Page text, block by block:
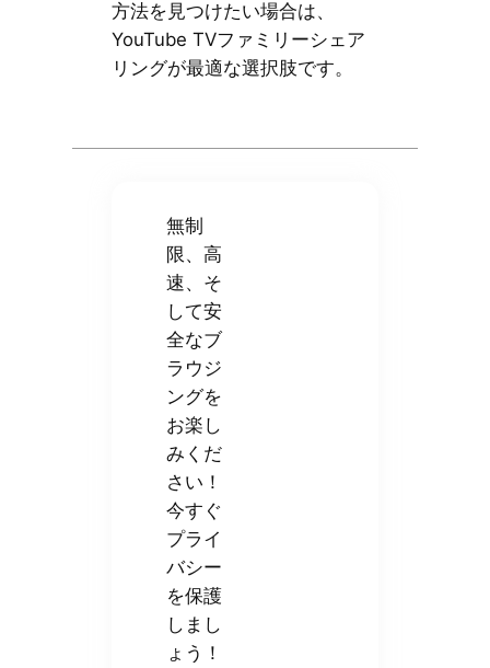
方法を見つけたい場合は、
YouTube TVファミリーシェア
リングが最適な選択肢です。
無制
限、高
速、そ
して安
全なブ
ラウジ
ングを
お楽し
みくだ
さい！
今すぐ
プライ
バシー
を保護
しまし
ょう！